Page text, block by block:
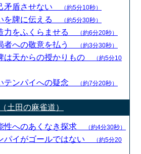
矛盾させない （約5分10秒）
を牌に伝える （約5分30秒）
力をふくらませる （約6分20秒）
者への敬意を払う （約3分30秒）
は天からの授かりもの
（約5分10
テンパイへの疑念 （約7分20秒）
土田の麻雀道）
性へのあくなき探求 （約4分30秒）
パイがゴールではない
（約5分20